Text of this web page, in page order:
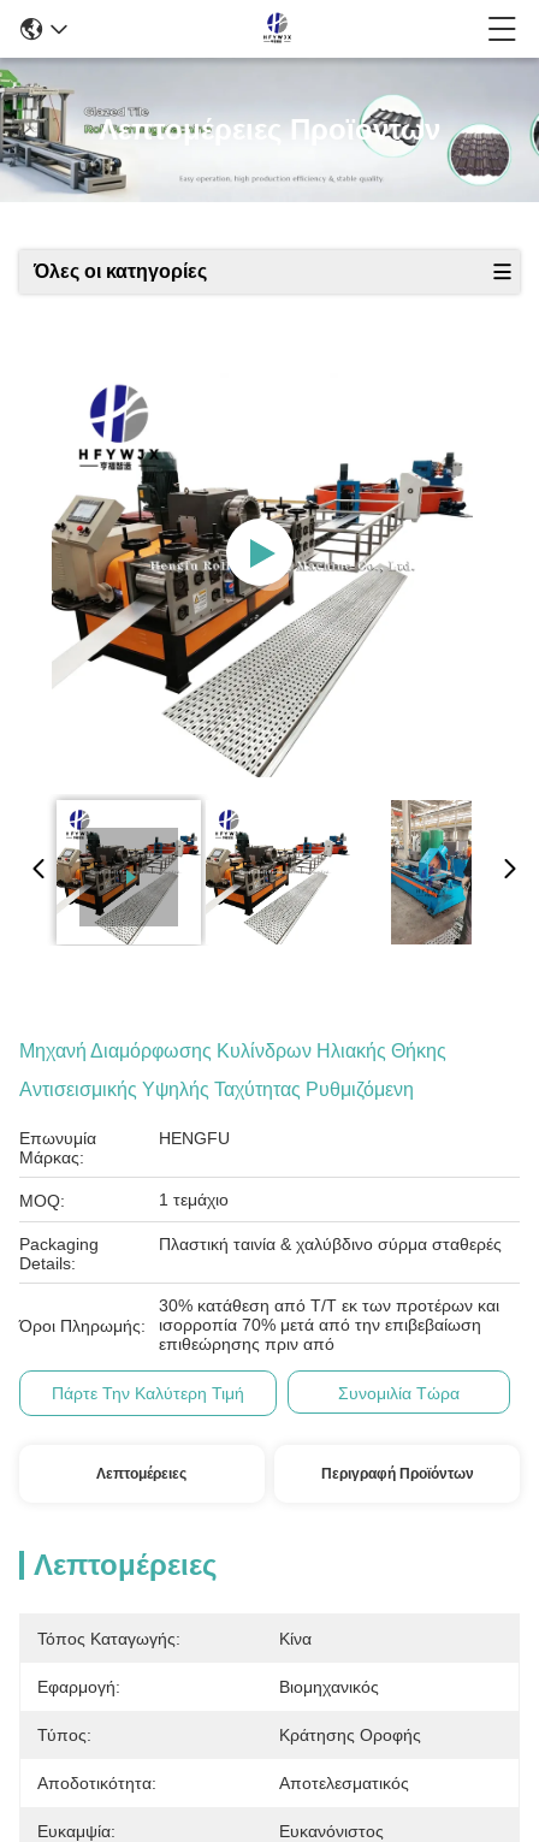
Λεπτομέρειες Προϊόντων
Όλες οι κατηγορίες
Μηχανή Διαμόρφωσης Κυλίνδρων Ηλιακής Θήκης
Αντισεισμικής Υψηλής Ταχύτητας Ρυθμιζόμενη
Επωνυμία
Μάρκας:
HENGFU
MOQ: 1 τεμάχιο
Packaging
Details:
Πλαστική ταινία & χαλύβδινο σύρμα σταθερές
Όροι Πληρωμής:
30% κατάθεση από T/T εκ των προτέρων και
ισορροπία 70% μετά από την επιβεβαίωση
επιθεώρησης πριν από
Πάρτε Την Καλύτερη Τιμή Συνομιλία Τώρα
Λεπτομέρειες Περιγραφή Προϊόντων
Λεπτομέρειες
Τόπος Καταγωγής: Κίνα
Εφαρμογή: Βιομηχανικός
Τύπος: Κράτησης Οροφής
Αποδοτικότητα: Αποτελεσματικός
Ευκαμψία: Ευκανόνιστος